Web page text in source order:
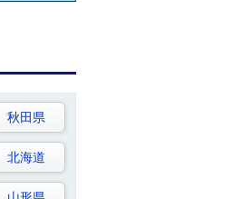
秋田県
北海道